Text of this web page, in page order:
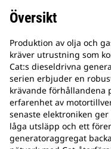
Översikt
Produktion av olja och
kräver utrustning som
Cat:s dieseldrivna
serien erbjuder en
krävande förhållandena
erfarenhet av
senaste elektroniken
låga utsläpp och ett
generatoraggregat